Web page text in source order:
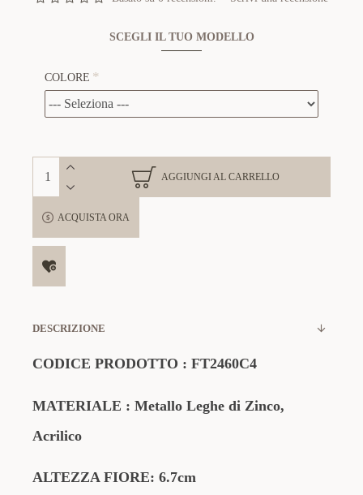
SCEGLI IL TUO MODELLO
COLORE
AGGIUNGI AL CARRELLO
ACQUISTA ORA
DESCRIZIONE
CODICE PRODOTTO : FT2460C4
MATERIALE : Metallo Leghe di Zinco,
Acrilico
ALTEZZA FIORE: 6.7cm